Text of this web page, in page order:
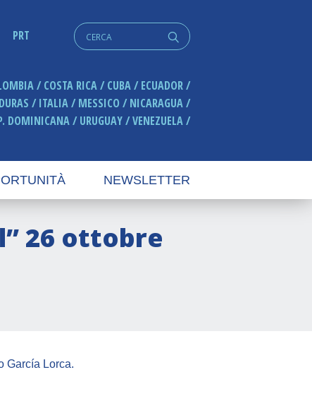
PRT q
Cerca:
COSTA RICA CUBA
ECUADOR
ITALIA MESSICO
NICARAGUA
DOMINICANA URUGUAY VENEZUELA
NEWSLETTER
26 ottobre
García Lorca.